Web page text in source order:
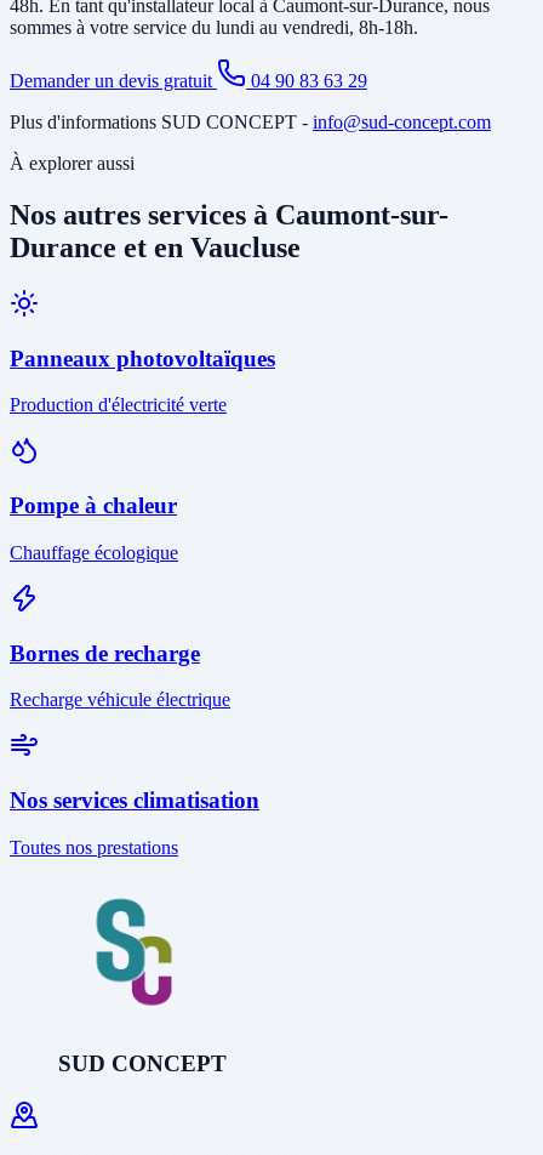
48h. En tant qu'installateur local à Caumont-sur-Durance, nous
sommes à votre service du lundi au vendredi, 8h-18h.
Demander un devis gratuit
04 90 83 63 29
Plus d'informations SUD CONCEPT - info@sud-concept.com
À explorer aussi
Nos autres services à Caumont-sur-
Durance et en Vaucluse
Panneaux photovoltaïques
Production d'électricité verte
Pompe à chaleur
Chauffage écologique
Bornes de recharge
Recharge véhicule électrique
Nos services climatisation
Toutes nos prestations
SUD CONCEPT